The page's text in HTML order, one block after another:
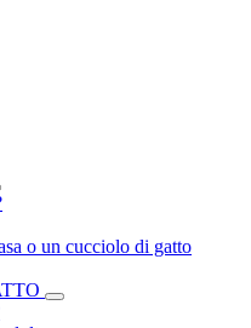
o un cucciolo di gatto